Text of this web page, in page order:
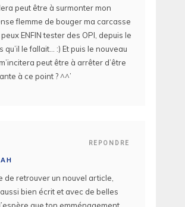
peut être à surmonter mon
flemme de bouger ma carcasse
ENFIN tester des OPI, depuis le
qu’il le fallait… :) Et puis le nouveau
peut être à arrêter d’être
à ce point ? ^^’
REPONDRE
de retrouver un nouvel article,
bien écrit et avec de belles